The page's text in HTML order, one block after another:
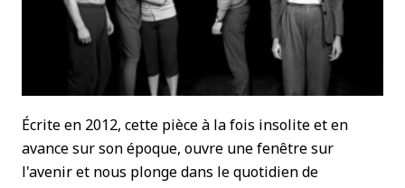
Écrite en 2012, cette pièce à la fois insolite et en
avance sur son époque, ouvre une fenêtre sur
l'avenir et nous plonge dans le quotidien de